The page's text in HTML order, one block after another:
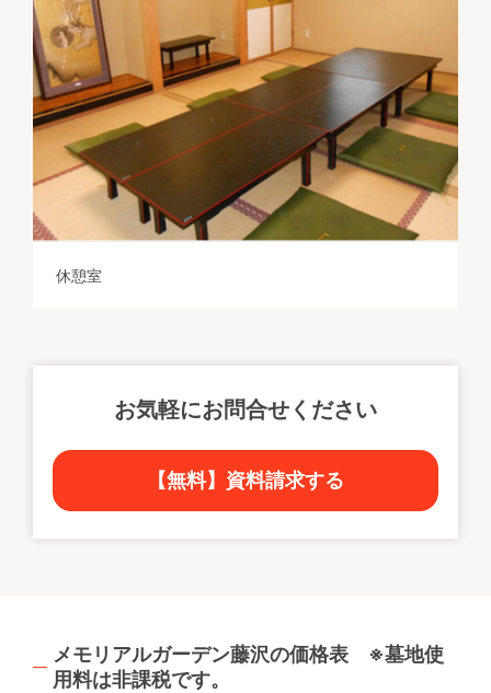
休憩室
お気軽にお問合せください
【無料】資料請求する
メモリアルガーデン藤沢の価格表 ※墓地使
用料は非課税です。